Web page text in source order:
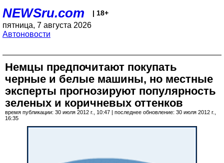
NEWSru.com | 18+
пятница, 7 августа 2026
Автоновости
Немцы предпочитают покупать
черные и белые машины, но местные
эксперты прогнозируют популярность
зеленых и коричневых оттенков
время публикации: 30 июля 2012 г., 10:47 | последнее обновление: 30 июля 2012 г.,
16:35